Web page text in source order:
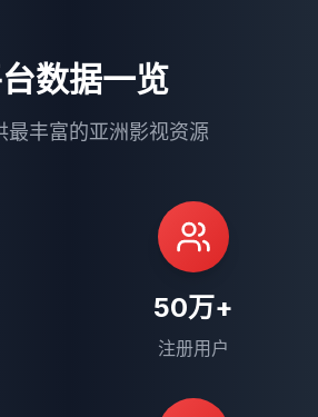
数据一览
最丰富的亚洲影视资源
50万+
注册用户